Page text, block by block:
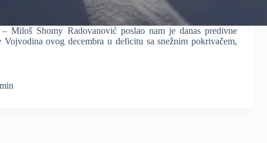
Miloš Shomy Radovanović poslao nam je danas predivne
ovog decembra u deficitu sa snežnim pokrivačem,